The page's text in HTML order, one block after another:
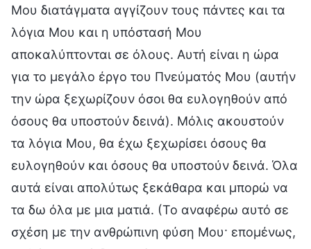
Μου διατάγματα αγγίζουν τους πάντες και τα
λόγια Μου και η υπόστασή Μου
αποκαλύπτονται σε όλους. Αυτή είναι η ώρα
για το μεγάλο έργο του Πνεύματός Μου (αυτήν
την ώρα ξεχωρίζουν όσοι θα ευλογηθούν από
όσους θα υποστούν δεινά). Μόλις ακουστούν
τα λόγια Μου, θα έχω ξεχωρίσει όσους θα
ευλογηθούν και όσους θα υποστούν δεινά. Όλα
αυτά είναι απολύτως ξεκάθαρα και μπορώ να
τα δω όλα με μια ματιά. (Το αναφέρω αυτό σε
σχέση με την ανθρώπινη φύση Μου· επομένως,